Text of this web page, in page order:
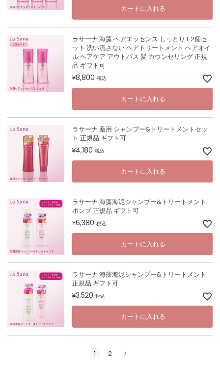
カートに入れる
ラサーナ 海藻 ヘアエッセンス しっとり L 2個セ
ット 洗い流さない ヘアトリートメント ヘアオイ
ル ヘアケア アウトバス 髪 カウンセリング 正規
品 ギフト可
¥8,800 税込
カートに入れる
ラサーナ 薬用 シャンプー&トリートメントセッ
ト 正規品 ギフト可
¥4,180 税込
カートに入れる
ラサーナ 海藻海泥シャンプー&トリートメント
ポンプ 正規品 ギフト可
¥6,380 税込
カートに入れる
ラサーナ 海藻海泥シャンプー&トリートメント
正規品 ギフト可
¥3,520 税込
カートに入れる
1 2